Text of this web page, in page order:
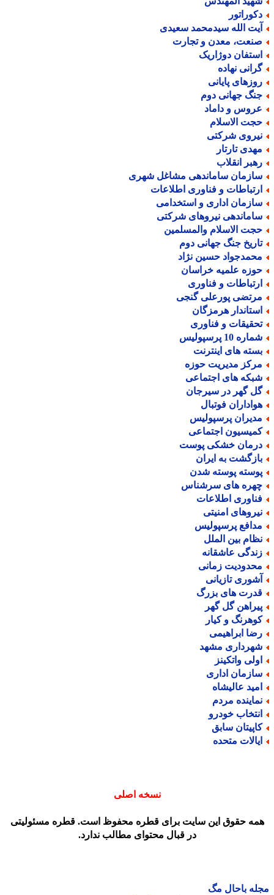
الله سیدمحمد سعیدی
معدن و تجارت
دوژاریک
نهاده
پایانی
جهانی دوم
و داماد
الاسلام
شرکتی
تارتار
انقلاب
ساماندهی مشاغل شهری
و فناوری اطلاعات
اداری و استخدامی
نیروهای شرکتی
الاسلام والمسلمین
جنگ جهانی دوم
حسین نژاد
علمیه خراسان
و فناوری
پورعلی گنجی
هرمزگان
و فناوری
10 پرسپولیس
های اینترنت
مدیریت حوزه
های اجتماعی
گهر در سیرجان
فوتبال
پرسپولیس
اجتماعی
خشکی پوست
به ایران
پوسته شدن
های سرشناس
اطلاعات
امنیتی
پرسپولیس
بین الملل
عاشقانه
زمانی
تازیانی
های بزرگ
گل گهر
و کیار
ابراهیمی
مشهد
واتکینز
اداری
عالیشاه
مردم
خودرو
سابق
متحده
نسخه اصلی
حقوق این سایت برای قطره محفوظ است. قطره مسئولیتی
در قبال محتوای مطالب ندارد.
باحال مگ